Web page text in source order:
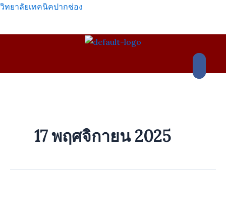
Skip
content
วิทยาลัยเทคนิคปากช่อง
17 พฤศจิกายน 2025